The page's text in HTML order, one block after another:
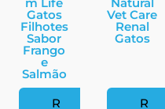
Gatos
Filhotes
Sabor
Frango
e
Salmão
R
Vet Care
Renal
Gatos
R